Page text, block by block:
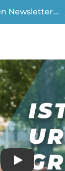
Newsletter...
Play
Video